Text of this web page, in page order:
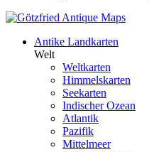
Antike Landkarten
Welt
Weltkarten
Himmelskarten
Seekarten
Indischer Ozean
Atlantik
Pazifik
Mittelmeer